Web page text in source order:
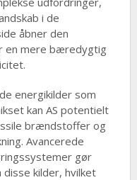
i de
åbner den
en mere bæredygtig
energikilder som
kan AS potentielt
brændstoffer og
Avancerede
gør
kilder, hvilket